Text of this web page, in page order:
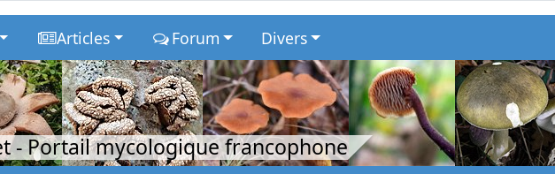
Articles Forum Divers
- Portail mycologique francophone